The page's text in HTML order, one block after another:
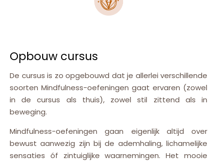
Opbouw cursus
De cursus is zo opgebouwd dat je allerlei verschillende
soorten Mindfulness-oefeningen gaat ervaren (zowel
in de cursus als thuis), zowel stil zittend als in
beweging.
Mindfulness-oefeningen gaan eigenlijk altijd over
bewust aanwezig zijn bij de ademhaling, lichamelijke
sensaties óf zintuiglijke waarnemingen. Het mooie